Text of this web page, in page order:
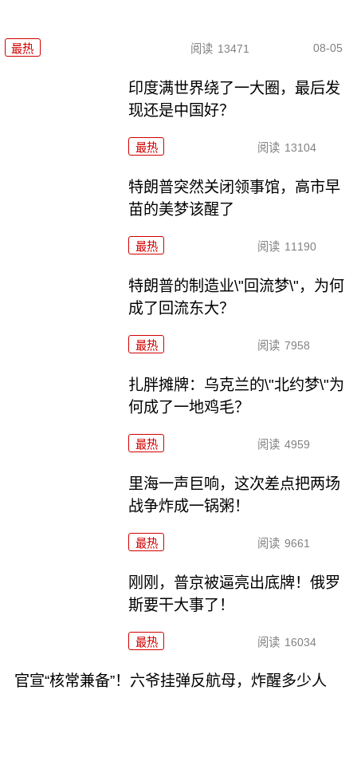
最热 阅读 13471 08-05
印度满世界绕了一大圈，最后发
现还是中国好？
最热 阅读 13104
特朗普突然关闭领事馆，高市早
苗的美梦该醒了
最热 阅读 11190
特朗普的制造业\"回流梦\"，为何
成了回流东大？
最热 阅读 7958
扎胖摊牌：乌克兰的\"北约梦\"为
何成了一地鸡毛？
最热 阅读 4959
里海一声巨响，这次差点把两场
战争炸成一锅粥！
最热 阅读 9661
刚刚，普京被逼亮出底牌！俄罗
斯要干大事了！
最热 阅读 16034
官宣“核常兼备”！六爷挂弹反航母，炸醒多少人